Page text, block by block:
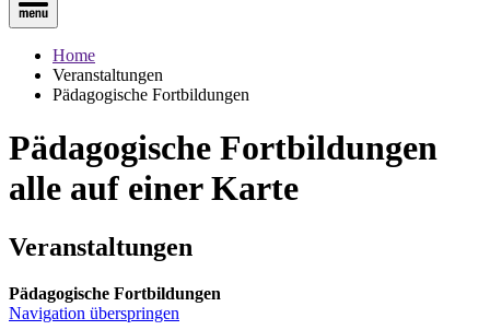
Home
Veranstaltungen
Pädagogische Fortbildungen
Pädagogische Fortbildungen
alle auf einer Karte
Veranstaltungen
Pädagogische Fortbildungen
Navigation überspringen